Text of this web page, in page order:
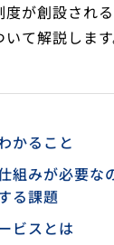
が創設され
て解説します
かること
組みが必要な
る課題
ビスとは